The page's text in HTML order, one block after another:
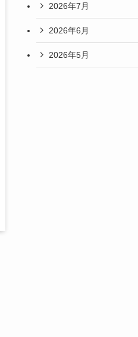
2026年7月
2026年6月
2026年5月